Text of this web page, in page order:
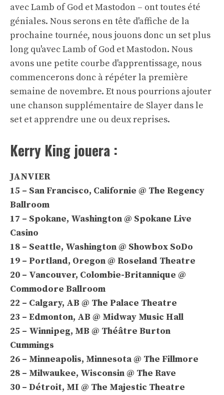
avec Lamb of God et Mastodon – ont toutes été
géniales. Nous serons en tête d'affiche de la
prochaine tournée, nous jouons donc un set plus
long qu'avec Lamb of God et Mastodon. Nous
avons une petite courbe d'apprentissage, nous
commencerons donc à répéter la première
semaine de novembre. Et nous pourrions ajouter
une chanson supplémentaire de Slayer dans le
set et apprendre une ou deux reprises.
Kerry King jouera :
JANVIER
15 – San Francisco, Californie @ The Regency
Ballroom
17 – Spokane, Washington @ Spokane Live
Casino
18 – Seattle, Washington @ Showbox SoDo
19 – Portland, Oregon @ Roseland Theatre
20 – Vancouver, Colombie-Britannique @
Commodore Ballroom
22 – Calgary, AB @ The Palace Theatre
23 – Edmonton, AB @ Midway Music Hall
25 – Winnipeg, MB @ Théâtre Burton
Cummings
26 – Minneapolis, Minnesota @ The Fillmore
28 – Milwaukee, Wisconsin @ The Rave
30 – Détroit, MI @ The Majestic Theatre